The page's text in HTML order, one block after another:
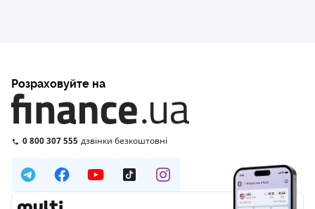
Розраховуйте на
0 800 307 555 дзвінки безкоштовні